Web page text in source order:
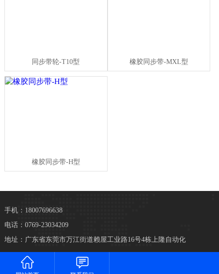
同步带轮-T10型 橡胶同步带-MXL型
橡胶同步带-H型
手机：18007696638
电话：0769-23034209
地址：广东省东莞市万江街道赖屋工业路16号4栋上隆自动化